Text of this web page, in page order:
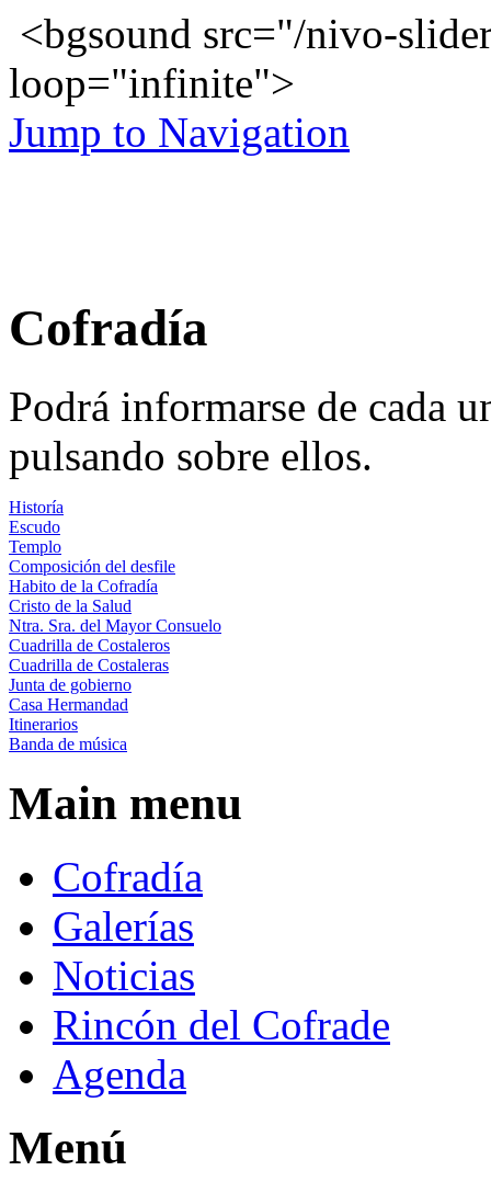
<bgsound src="/nivo-
loop="infinite">
Jump to Navigation
Cofradía
Podrá informarse de cada
pulsando sobre ellos.
Historía
Escudo
Templo
Composición del desfile
Habito de la Cofradía
Cristo de la Salud
Ntra. Sra. del Mayor Consuelo
Cuadrilla de Costaleros
Cuadrilla de Costaleras
Junta de gobierno
Casa Hermandad
Itinerarios
Banda de música
Main menu
Cofradía
Galerías
Noticias
Rincón del Cofrade
Agenda
Menú